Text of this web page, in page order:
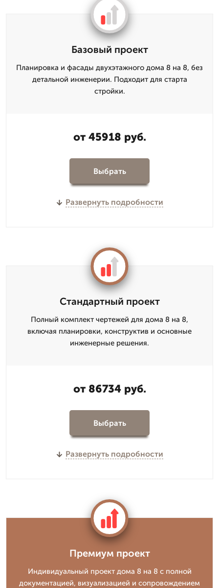
Базовый проект
Планировка и фасады двухэтажного дома 8 на 8, без
детальной инженерии. Подходит для старта
стройки.
от 45918 руб.
Выбрать
Развернуть подробности
Стандартный проект
Полный комплект чертежей для дома 8 на 8,
включая планировки, конструктив и основные
инженерные решения.
от 86734 руб.
Выбрать
Развернуть подробности
Премиум проект
Индивидуальный проект дома 8 на 8 с полной
документацией, визуализацией и сопровождением